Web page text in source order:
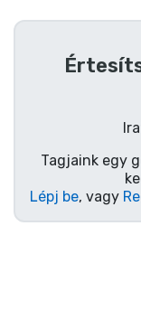
Tagjaink egy
Lépj be, vagy
Sorozatos
Filmes
Mesés
Animés